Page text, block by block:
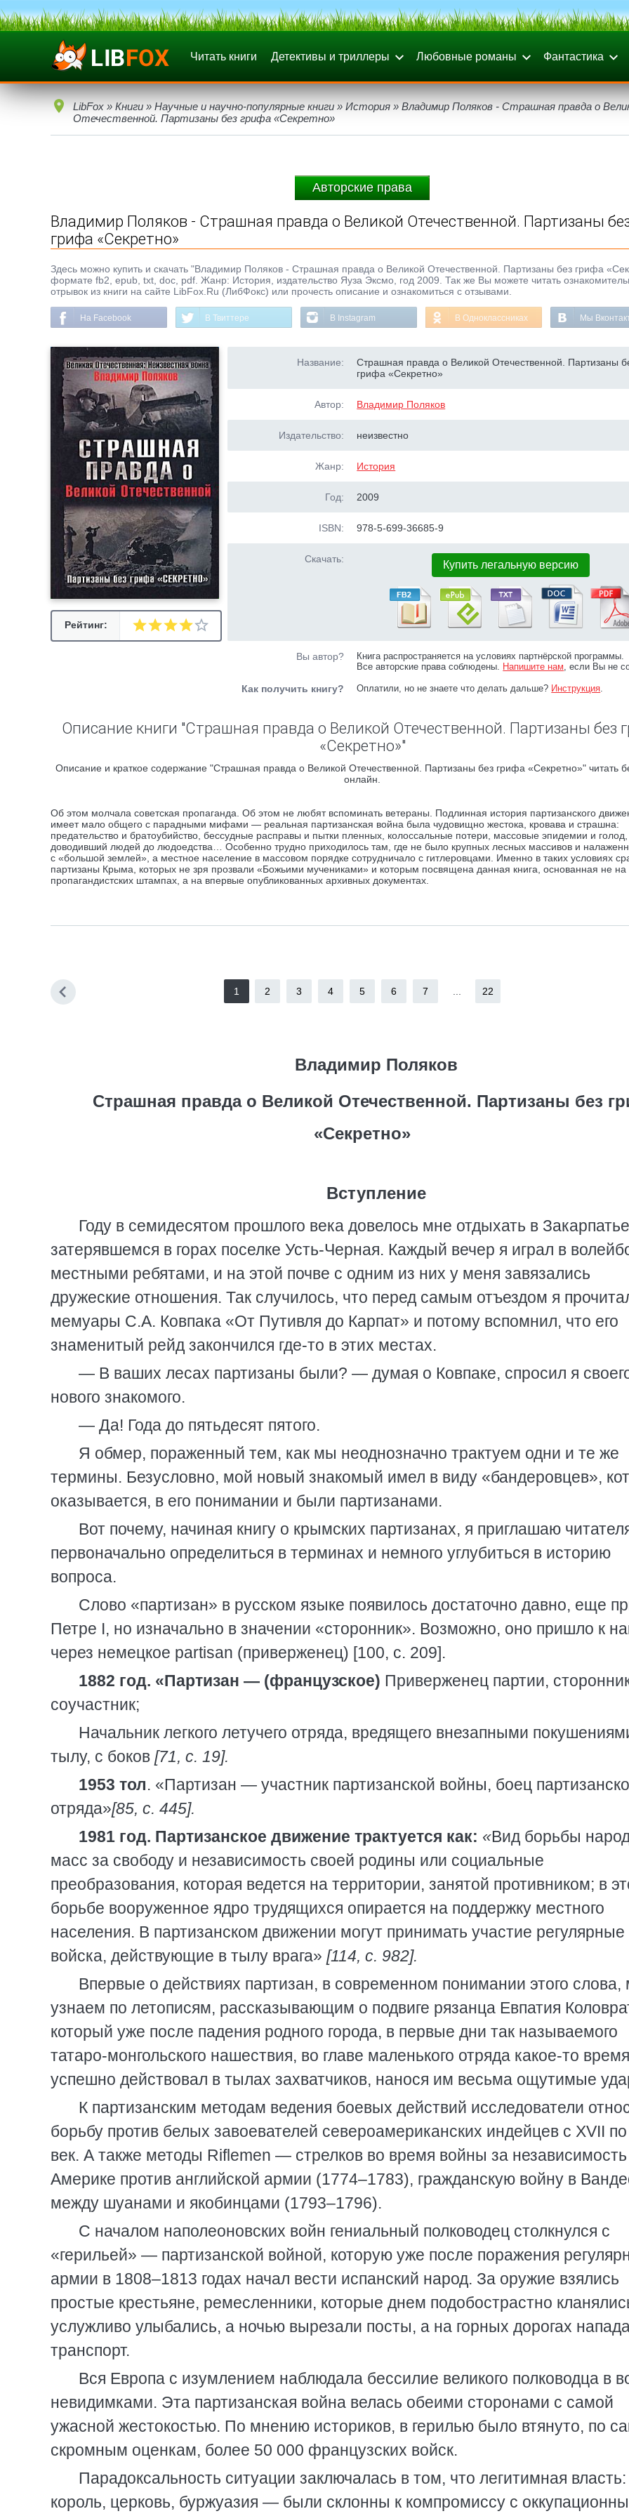
Читать книги Детективы и триллеры Любовные романы Фантастика
LibFox » Книги » Научные и научно-популярные книги » История » Владимир Поляков - Страшная правда о
Отечественной. Партизаны без грифа «Секретно»
Авторские права
Владимир Поляков - Страшная правда о Великой Отечественной. Партизаны
грифа «Секретно»
Здесь можно купить и скачать "Владимир Поляков - Страшная правда о Великой Отечественной. Партизаны без грифа
формате fb2, epub, txt, doc, pdf. Жанр: История, издательство Яуза Эксмо, год 2009. Так же Вы можете читать
отрывок из книги на сайте LibFox.Ru (ЛибФокс) или прочесть описание и ознакомиться с отзывами.
На Facebook В Твиттере В Instagram В Одноклассниках Мы
Рейтинг:
Название:
Страшная правда о Великой Отечественной. Партизаны
грифа «Секретно»
Автор: Владимир Поляков
Издательство: неизвестно
Жанр: История
Год: 2009
ISBN: 978-5-699-36685-9
Скачать: Купить легальную версию
Вы автор?
Книга распространяется на условиях партнёрской программы.
Все авторские права соблюдены. Напишите нам, если Вы не
Как получить книгу? Оплатили, но не знаете что делать дальше? Инструкция.
Описание книги "Страшная правда о Великой Отечественной. Партизаны без
«Секретно»"
Описание и краткое содержание "Страшная правда о Великой Отечественной. Партизаны без грифа «Секретно»" читать
онлайн.
Об этом молчала советская пропаганда. Об этом не любят вспоминать ветераны. Подлинная история партизанского
имеет мало общего с парадными мифами — реальная партизанская война была чудовищно жестока, кровава и страшна:
предательство и братоубийство, бессудные расправы и пытки пленных, колоссальные потери, массовые эпидемии и голод,
доводивший людей до людоедства… Особенно трудно приходилось там, где не было крупных лесных массивов и
с «большой землей», а местное население в массовом порядке сотрудничало с гитлеровцами. Именно в таких условиях
партизаны Крыма, которых не зря прозвали «Божьими мучениками» и которым посвящена данная книга, основанная не на
пропагандистских штампах, а на впервые опубликованных архивных документах.
1 2 3 4 5 6 7 22
Владимир Поляков
Страшная правда о Великой Отечественной. Партизаны без
«Секретно»
Вступление
Году в семидесятом прошлого века довелось мне отдыхать в
затерявшемся в горах поселке Усть-Черная. Каждый вечер я играл в
местными ребятами, и на этой почве с одним из них у меня завязались
дружеские отношения. Так случилось, что перед самым отъездом я
мемуары С.А. Ковпака «От Путивля до Карпат» и потому вспомнил, что его
знаменитый рейд закончился где-то в этих местах.
— В ваших лесах партизаны были? — думая о Ковпаке, спросил я
нового знакомого.
— Да! Года до пятьдесят пятого.
Я обмер, пораженный тем, как мы неоднозначно трактуем одни и те же
термины. Безусловно, мой новый знакомый имел в виду «бандеровцев»,
оказывается, в его понимании и были партизанами.
Вот почему, начиная книгу о крымских партизанах, я приглашаю
первоначально определиться в терминах и немного углубиться в историю
вопроса.
Слово «партизан» в русском языке появилось достаточно давно, еще
Петре I, но изначально в значении «сторонник». Возможно, оно пришло к
через немецкое partisan (приверженец) [100, с. 209].
1882 год. «Партизан — (французское) Приверженец партии,
соучастник;
Начальник легкого летучего отряда, вредящего внезапными
тылу, с боков [71, с. 19].
1953 тол. «Партизан — участник партизанской войны, боец
отряда»[85, с. 445].
1981 год. Партизанское движение трактуется как: «Вид борьбы
масс за свободу и независимость своей родины или социальные
преобразования, которая ведется на территории, занятой противником; в
борьбе вооруженное ядро трудящихся опирается на поддержку местного
населения. В партизанском движении могут принимать участие регулярные
войска, действующие в тылу врага» [114, с. 982].
Впервые о действиях партизан, в современном понимании этого слова,
узнаем по летописям, рассказывающим о подвиге рязанца Евпатия
который уже после падения родного города, в первые дни так называемого
татаро-монгольского нашествия, во главе маленького отряда какое-то время
успешно действовал в тылах захватчиков, нанося им весьма ощутимые
К партизанским методам ведения боевых действий исследователи
борьбу против белых завоевателей североамериканских индейцев с XVII
век. А также методы Riflemen — стрелков во время войны за
Америке против английской армии (1774–1783), гражданскую войну в
между шуанами и якобинцами (1793–1796).
С началом наполеоновских войн гениальный полководец столкнулся с
«герильей» — партизанской войной, которую уже после поражения
армии в 1808–1813 годах начал вести испанский народ. За оружие взялись
простые крестьяне, ремесленники, которые днем подобострастно
услужливо улыбались, а ночью вырезали посты, а на горных дорогах
транспорт.
Вся Европа с изумлением наблюдала бессилие великого полководца в
невидимками. Эта партизанская война велась обеими сторонами с самой
ужасной жестокостью. По мнению историков, в герилью было втянуто, по
скромным оценкам, более 50 000 французских войск.
Парадоксальность ситуации заключалась в том, что легитимная власть:
король, церковь, буржуазия — были склонны к компромиссу с